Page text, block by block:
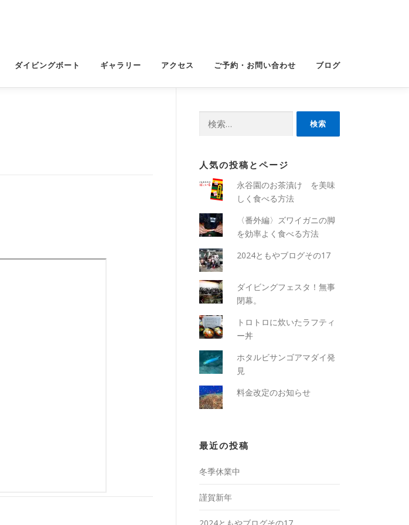
ダイビングボート ギャラリー アクセス ご予約・お問い合わせ ブログ
人気の投稿とページ
永谷園のお茶漬け を美味
しく食べる方法
〈番外編〉ズワイガニの脚
を効率よく食べる方法
2024ともやブログその17
ダイビングフェスタ！無事
閉幕。
トロトロに炊いたラフティ
ー丼
ホタルビサンゴアマダイ発
見
料金改定のお知らせ
最近の投稿
冬季休業中
謹賀新年